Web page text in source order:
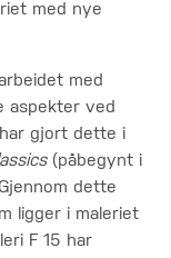
med nye
med
aspekter ved
gjort dette i
(påbegynt i
dette
ligger i maleriet
F 15 har